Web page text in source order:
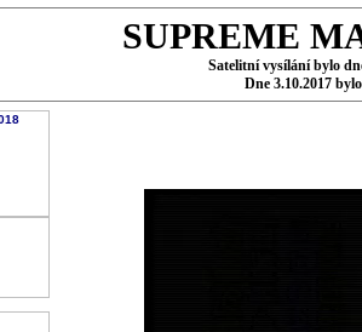
SUPREME
Satelitní vysílání bylo
Dne 3.10.2017